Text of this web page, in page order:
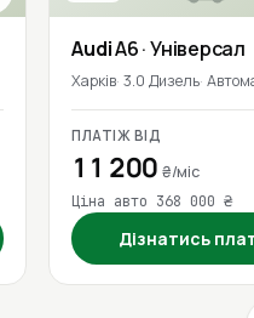
AudiA6· Універсал
Харків 3.0 Дизель
ПЛАТІЖ ВІД
11 200₴/міс
Ціна авто 368 000 ₴
Дізнатись